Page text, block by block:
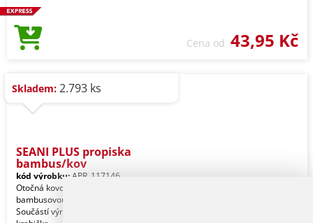
Cena od 43,95 Kč
Skladem: 2.793 ks
SEANI PLUS propiska
bambus/kov
kód výrobku: APR_117146
Otočná kovová propiska s
bambusovou úchopovou částí.
Součástí výrobku je papírová